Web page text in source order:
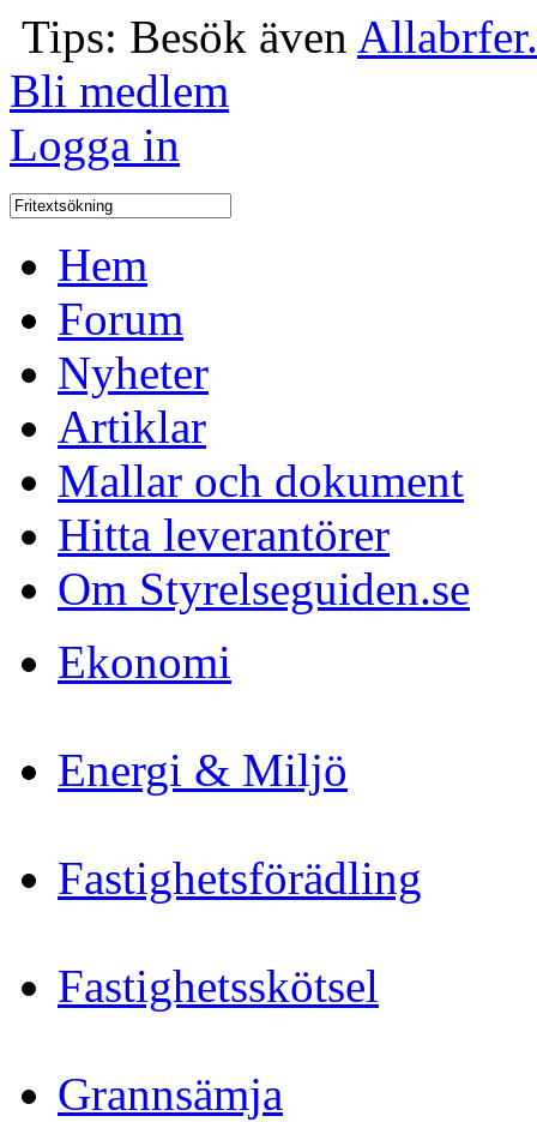
Tips: Besök även
Bli medlem
Logga in
Hem
Forum
Nyheter
Artiklar
Mallar och dokument
Hitta leverantörer
Om Styrelseguiden.se
Ekonomi
Energi & Miljö
Fastighetsförädling
Fastighetsskötsel
Grannsämja